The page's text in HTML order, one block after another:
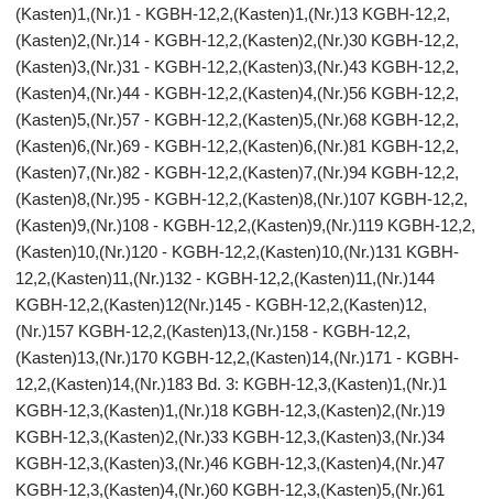
(Kasten)1,(Nr.)1 - KGBH-12,2,(Kasten)1,(Nr.)13 KGBH-12,2,
(Kasten)2,(Nr.)14 - KGBH-12,2,(Kasten)2,(Nr.)30 KGBH-12,2,
(Kasten)3,(Nr.)31 - KGBH-12,2,(Kasten)3,(Nr.)43 KGBH-12,2,
(Kasten)4,(Nr.)44 - KGBH-12,2,(Kasten)4,(Nr.)56 KGBH-12,2,
(Kasten)5,(Nr.)57 - KGBH-12,2,(Kasten)5,(Nr.)68 KGBH-12,2,
(Kasten)6,(Nr.)69 - KGBH-12,2,(Kasten)6,(Nr.)81 KGBH-12,2,
(Kasten)7,(Nr.)82 - KGBH-12,2,(Kasten)7,(Nr.)94 KGBH-12,2,
(Kasten)8,(Nr.)95 - KGBH-12,2,(Kasten)8,(Nr.)107 KGBH-12,2,
(Kasten)9,(Nr.)108 - KGBH-12,2,(Kasten)9,(Nr.)119 KGBH-12,2,
(Kasten)10,(Nr.)120 - KGBH-12,2,(Kasten)10,(Nr.)131 KGBH-
12,2,(Kasten)11,(Nr.)132 - KGBH-12,2,(Kasten)11,(Nr.)144
KGBH-12,2,(Kasten)12(Nr.)145 - KGBH-12,2,(Kasten)12,
(Nr.)157 KGBH-12,2,(Kasten)13,(Nr.)158 - KGBH-12,2,
(Kasten)13,(Nr.)170 KGBH-12,2,(Kasten)14,(Nr.)171 - KGBH-
12,2,(Kasten)14,(Nr.)183 Bd. 3: KGBH-12,3,(Kasten)1,(Nr.)1
KGBH-12,3,(Kasten)1,(Nr.)18 KGBH-12,3,(Kasten)2,(Nr.)19
KGBH-12,3,(Kasten)2,(Nr.)33 KGBH-12,3,(Kasten)3,(Nr.)34
KGBH-12,3,(Kasten)3,(Nr.)46 KGBH-12,3,(Kasten)4,(Nr.)47
KGBH-12,3,(Kasten)4,(Nr.)60 KGBH-12,3,(Kasten)5,(Nr.)61